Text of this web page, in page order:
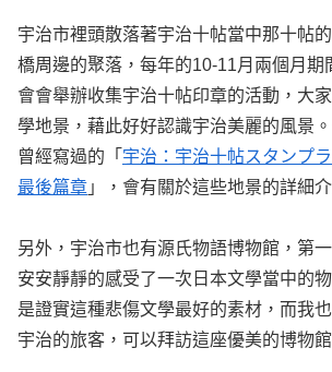
宇治市裡頭散落著宇治十帖當中那十帖
橋周邊的聚落，每年的10-11月兩個月期
會會舉辦收集宇治十帖印章的活動，大
學地景，藉此好好認識宇治美麗的風景
曾經寫過的「 宇治：宇治十帖スタンプ
最後篇章 」，會有關於這些地景的詳細介
另外，宇治市也有源氏物語博物館，第
安安靜靜的感受了一次日本文學當中的
是證實這種悲傷文學最好的素材，而我
宇治的旅客，可以拜訪這座優美的博物館